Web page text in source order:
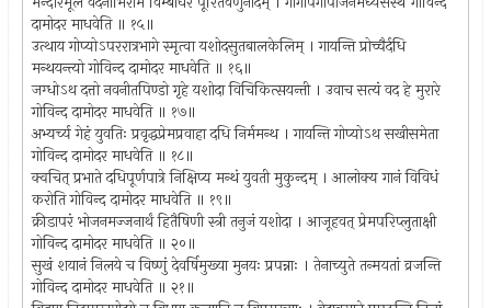
दामोदर माधवेति ॥ १५॥
उत्थाय गोप्योऽपररात्रभागे स्मृत्वा यशोदसुतबालकेलिम् । गायन्ति प्रोच्चैर्दधि
मन्थयन्त्यो गोविन्द दामोदर माधवेति ॥ १६॥
जग्धोऽथ दत्तो नवनीतपिण्डो गृहे यशोदा विचिकित्सयन्ती । उवाच सत्यं वद हे मुरारे
गोविन्द दामोदर माधवेति ॥ १७॥
अभ्यर्च्य गेहं युवतिः प्रवृद्धप्रेमप्रवाहा दधि निर्ममन्थ । गायन्ति गोप्योऽथ सखीसमेता
गोविन्द दामोदर माधवेति ॥ १८॥
क्वचित् प्रभाते दधिपूर्णपात्रे निक्षिप्य मन्थं युवती मुकुन्दम् । आलोक्य गानं विविधं
करोति गोविन्द दामोदर माधवेति ॥ १९॥
क्रीडापरं भोजनमज्जनार्थं हितैषिणी स्त्री तनुजं यशोदा । आजूहवत् प्रेमपरिप्लुताक्षी
गोविन्द दामोदर माधवेति ॥ २०॥
सुखं शयानं निलये च विष्णुं देवर्षिमुख्या मुनयः प्रपन्नाः । तेनाच्युते तन्मयतां व्रजन्ति
गोविन्द दामोदर माधवेति ॥ २१॥